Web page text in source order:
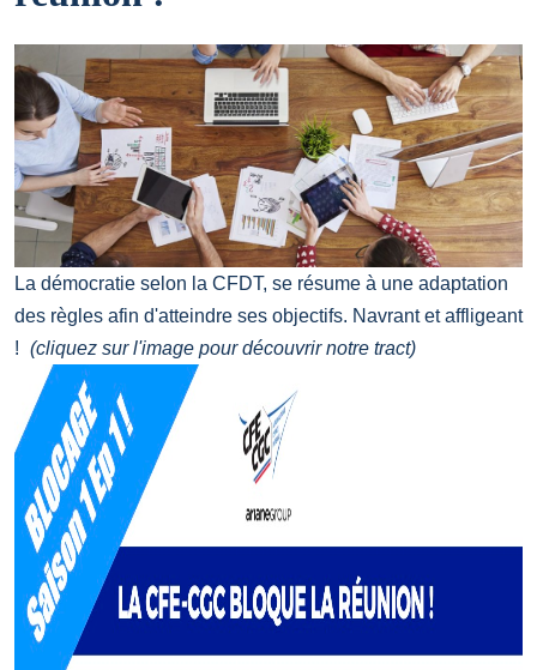
La démocratie selon la CFDT, se résume à une adaptation
des règles afin d'atteindre ses objectifs. Navrant et affligeant
! (cliquez sur l'image pour découvrir notre tract)